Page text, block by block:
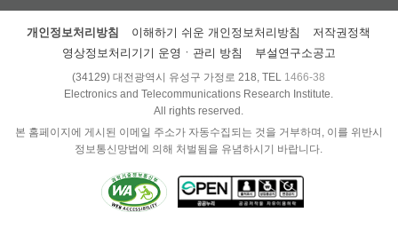
개인정보처리방침 이해하기 쉬운 개인정보처리방침
저작권정책
영상정보처리기기 운영ㆍ관리 방침
부설연구소공고
(34129) 대전광역시 유성구 가정로 218, TEL 1466-38
Electronics and Telecommunications Research Institute.
All rights reserved.
본 홈페이지에 게시된 이메일 주소가 자동수집되는 것을 거부하며, 이를 위반시
정보통신망법에 의해 처벌됨을 유념하시기 바랍니다.